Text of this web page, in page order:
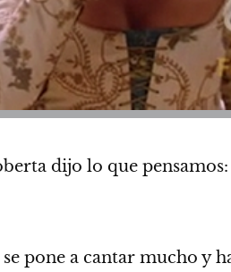
dijo lo que pensamos:
pone a cantar mucho y